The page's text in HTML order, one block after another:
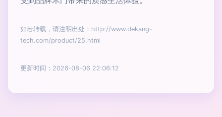
如若转载，请注明出处：http://www.dekang-
tech.com/product/25.html
更新时间：2026-08-06 22:06:12